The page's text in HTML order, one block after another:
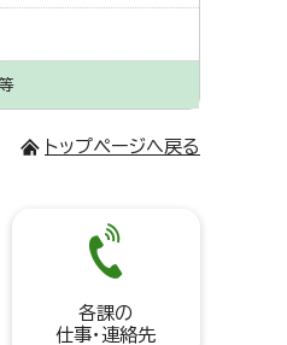
トップページへ戻る
各課の
仕事・連絡先